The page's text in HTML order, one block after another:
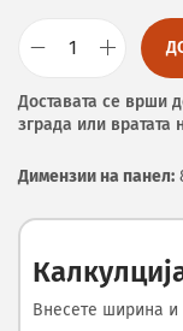
Доставата се врши
зграда или вратата
Димензии на панел:
Внесете ширина